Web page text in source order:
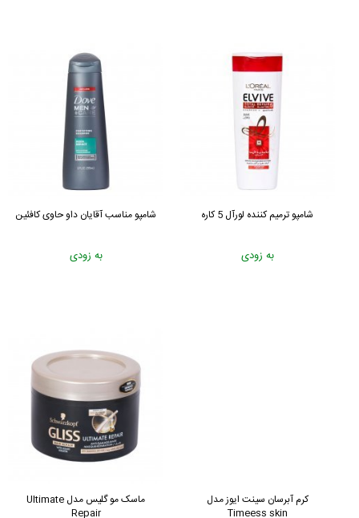
شامپو ترمیم کننده لورآل 5 کاره
به زودی
شامپو مناسب آقایان داو حاوی کافئین
به زودی
کرم آبرسان سینت ایوز مدل
Timeess skin
ماسک مو گلیس مدل Ultimate
Repair